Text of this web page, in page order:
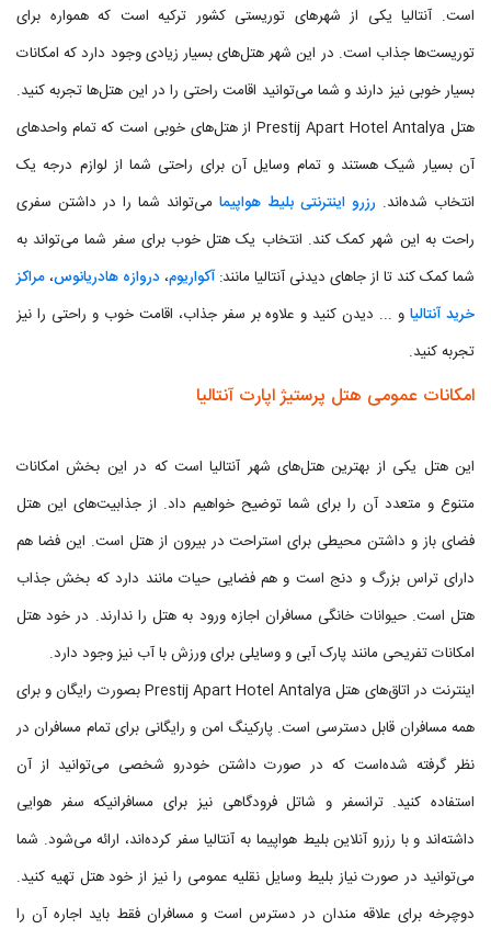
است. آنتالیا یکی از شهرهای توریستی کشور ترکیه است که همواره برای
توریست‌ها جذاب است. در این شهر هتل‌های بسیار زیادی وجود دارد که امکانات
بسیار خوبی نیز دارند و شما می‌توانید اقامت راحتی را در این هتل‌ها تجربه کنید.
هتل Prestij Apart Hotel Antalya از هتل‌های خوبی است که تمام واحدهای
آن بسیار شیک هستند و تمام وسایل آن‌ برای راحتی شما از لوازم درجه یک
انتخاب شده‌اند. رزرو اینترنتی بلیط هواپیما می‌تواند شما را در داشتن سفری
راحت به این شهر کمک کند. انتخاب یک هتل خوب برای سفر شما می‌تواند به
شما کمک کند تا از جاهای دیدنی آنتالیا مانند:آکواریوم، دروازه هادریانوس، مراکز
خرید آنتالیاو ... دیدن کنید و علاوه بر سفر جذاب، اقامت خوب و راحتی را نیز
تجربه کنید.
امکانات عمومی هتل پرستیژ اپارت آنتالیا
این هتل یکی از بهترین هتل‌های شهر آنتالیا است که در این بخش امکانات
متنوع و متعدد آن را برای شما توضیح خواهیم داد. از جذابیت‌های این هتل
فضای باز و داشتن محیطی برای استراحت در بیرون از هتل است. این فضا هم
دارای تراس بزرگ و دنج است و هم فضایی حیات مانند دارد که بخش جذاب
هتل است. حیوانات خانگی مسافران اجازه ورود به هتل را ندارند. در خود هتل
امکانات تفریحی مانند پارک آبی و وسایلی برای ورزش با آب نیز وجود دارد.
اینترنت در اتاق‌های هتل Prestij Apart Hotel Antalya بصورت رایگان و برای
همه مسافران قابل دسترسی است. پارکینگ امن و رایگانی برای تمام مسافران در
نظر گرفته شده‌است که در صورت داشتن خودرو شخصی می‌توانید از آن
استفاده کنید. ترانسفر و شاتل فرودگاهی نیز برای مسافرانیکه سفر هوایی
داشته‌اند و با رزرو آنلاین بلیط هواپیما به آنتالیا سفر کرده‌اند، ارائه می‌شود. شما
می‌توانید در صورت نیاز بلیط وسایل نقلیه عمومی را نیز از خود هتل تهیه کنید.
دوچرخه برای علاقه مندان در دسترس است و مسافران فقط باید اجاره آن را